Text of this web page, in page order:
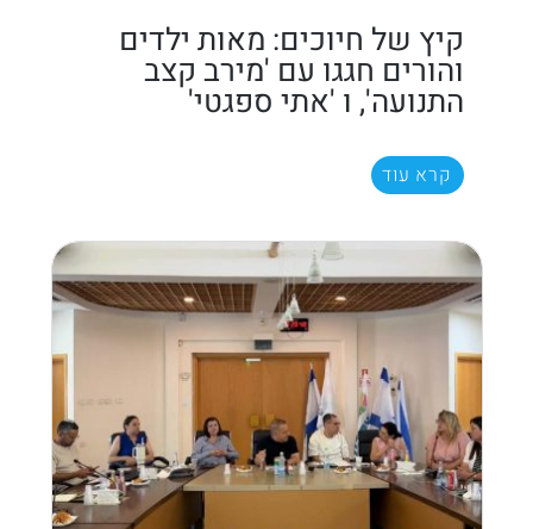
קיץ של חיוכים: מאות ילדים
והורים חגגו עם 'מירב קצב
התנועה', ו 'אתי ספגטי'
קרא עוד